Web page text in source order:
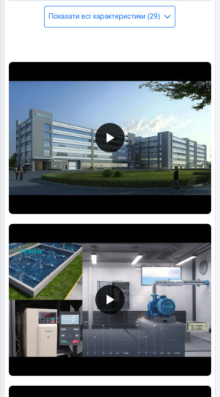
Показати всі характеристики (29)